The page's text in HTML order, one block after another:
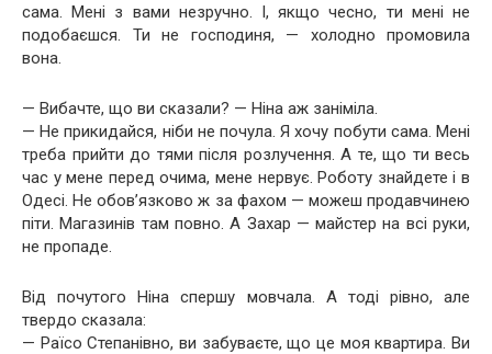
сама. Мені з вами незручно. І, якщо чесно, ти мені не
подобаєшся. Ти не господиня, — холодно промовила
вона.
— Вибачте, що ви сказали? — Ніна аж заніміла.
— Не прикидайся, ніби не почула. Я хочу побути сама. Мені
треба прийти до тями після розлучення. А те, що ти весь
час у мене перед очима, мене нервує. Роботу знайдете і в
Одесі. Не обов’язково ж за фахом — можеш продавчинею
піти. Магазинів там повно. А Захар — майстер на всі руки,
не пропаде.
Від почутого Ніна спершу мовчала. А тоді рівно, але
твердо сказала:
— Раїсо Степанівно, ви забуваєте, що це моя квартира. Ви